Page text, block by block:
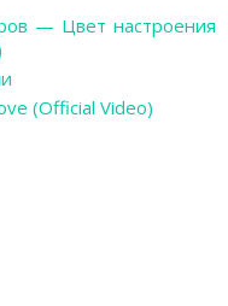
— Цвет настроения
(Official Video)